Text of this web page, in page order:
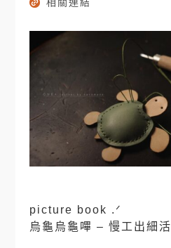
相關連結
picture book .ᐟ
烏龜烏龜嗶 – 慢工出細活